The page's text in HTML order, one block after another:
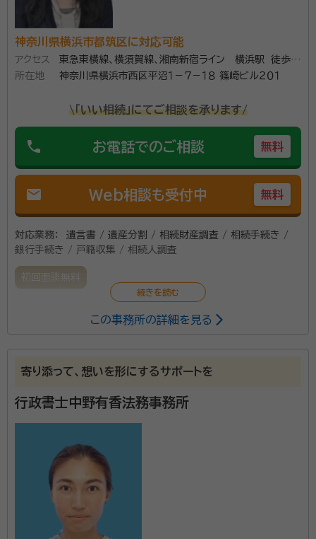
きられることをサポートし、明るく元気な社会づくりに貢
献していきます。 当法人は、相続に関して確かな知識と
経験を備えた行政書士が複数人所属しております。 誰
に相談したらいいかわからないこと、まずは無料相談か
らお客様の希望に合うオーダーメイドのプランを作成い
たします。 相続に強い他士業との連携サポートにも力を
べてのサポート窓口となります。 お気楽にお問合せくだ
資格等： 行政書士、ファイナンシャル・プランナー、相続アドバイザー、
銀行ジェロントロジスト
所属団体： 東京都行政書士会・神奈川県行政書士会・愛知県行政書
神奈川県横浜市都筑区に対応可能
アクセス
東急東横線、横須賀線、湘南新宿ライン 横浜駅 徒歩
10分
所在地 神奈川県横浜市西区平沼１－７－１８ 篠崎ビル２０１
\「いい相続」にてご相談を承ります/
phone お電話でのご相談 無料
mail Web相談も受付中 無料
対応業務：
遺言書 / 遺産分割 / 相続財産調査 / 相続手続き /
銀行手続き / 戸籍収集 / 相続人調査
初回面談無料
一方的な意見だけではなく、常にお客様側の視点を意
この事務所の詳細を見る
寄り添って、想いを形にするサポートを
行政書士中野有香法務事務所